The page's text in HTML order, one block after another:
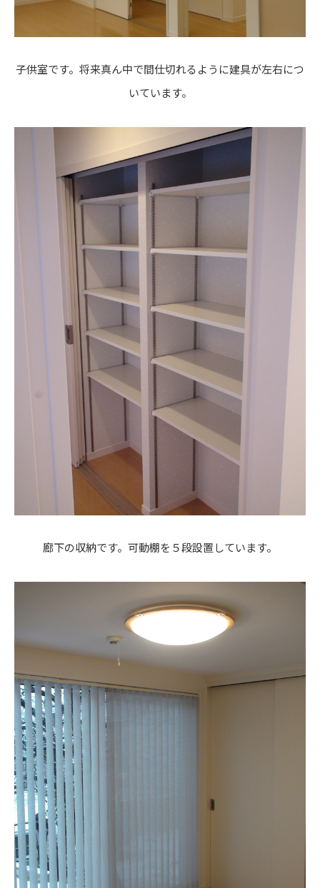
子供室です。将来真ん中で間仕切れるように建具が左右につ
いています。
廊下の収納です。可動棚を５段設置しています。